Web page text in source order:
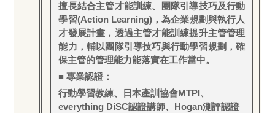
擅長結合主管才能訓練、團隊引導技巧及行動
學習(Action Learning)，為企業規劃與執行人
才發展計畫，透過主管才能訓練提升主管管理
能力，輔以團隊引導技巧與行動學習規劃，確
保主管的管理能力能落實在工作當中。
■ 專業認證：
行動學習教練、日本產訓協會MTPI、
everything DiSC認證講師、Hogan測評認證